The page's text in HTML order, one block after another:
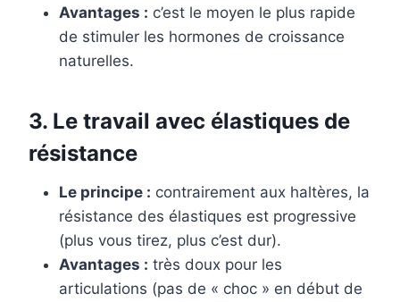
Avantages : c’est le moyen le plus rapide
de stimuler les hormones de croissance
naturelles.
3. Le travail avec élastiques de
résistance
Le principe : contrairement aux haltères, la
résistance des élastiques est progressive
(plus vous tirez, plus c’est dur).
Avantages : très doux pour les
articulations (pas de « choc » en début de